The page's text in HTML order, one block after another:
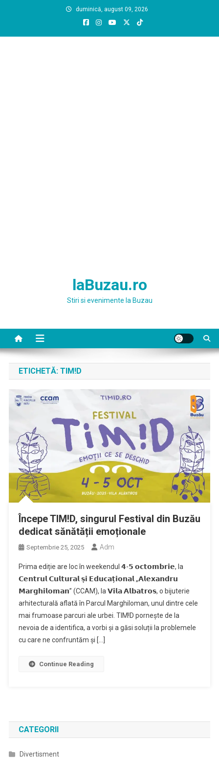
duminică, august 09, 2026
laBuzau.ro
Stiri si evenimente la Buzau
ETICHETĂ: TIM!D
Începe TIM!D, singurul Festival din Buzău
dedicat sănătății emoționale
Septembrie 25, 2025 Adm
Prima ediție are loc în weekendul 𝟰-𝟱 𝗼𝗰𝘁𝗼𝗺𝗯𝗿𝗶𝗲, la
𝗖𝗲𝗻𝘁𝗿𝘂𝗹 𝗖𝘂𝗹𝘁𝘂𝗿𝗮𝗹 𝘀̦𝗶 𝗘𝗱𝘂𝗰𝗮𝘁̦𝗶𝗼𝗻𝗮𝗹 „𝗔𝗹𝗲𝘅𝗮𝗻𝗱𝗿𝘂
𝗠𝗮𝗿𝗴𝗵𝗶𝗹𝗼𝗺𝗮𝗻” (CCAM), la 𝗩𝗶𝗹𝗮 𝗔𝗹𝗯𝗮𝘁𝗿𝗼𝘀, o bijuterie
arhitecturală aflată în Parcul Marghiloman, unul dintre cele
mai frumoase parcuri ale urbei. TIM!D pornește de la
nevoia de a identifica, a vorbi și a găsi soluții la problemele
cu care ne confruntăm și […]
Continue Reading
CATEGORII
Divertisment